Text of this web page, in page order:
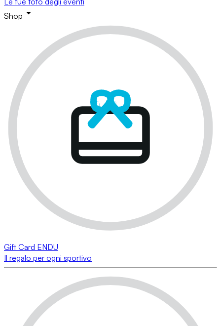
Shop
Gift Card ENDU
Il regalo per ogni sportivo